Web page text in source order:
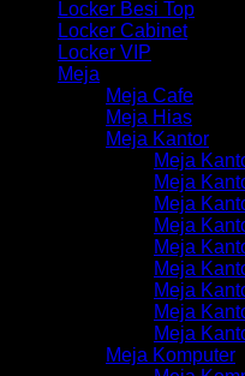
Locker Besi Top
Locker Cabinet
Locker VIP
Meja
Meja Cafe
Meja Hias
Meja Kantor
Meja
Meja
Meja
Meja
Meja
Meja
Meja
Meja
Meja
Meja Komputer